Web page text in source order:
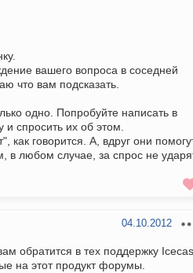
вашего вопроса в соседней
что вам подсказать.
одно. Попробуйте написать в
и спросить их об этом.
как говорится. А, вдруг они
в любом случае, за спрос не
04.10.2012
обратится в тех поддержку
на этот продукт форумы.